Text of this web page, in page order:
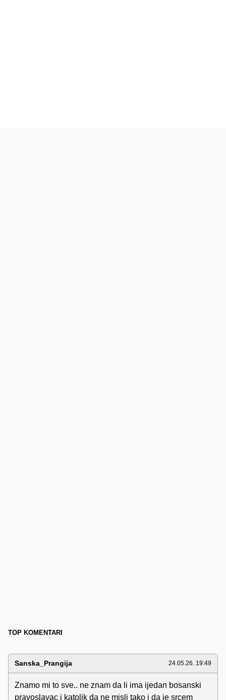
TOP KOMENTARI
Sanska_Prangija 24.05.26. 19:49
Znamo mi to sve.. ne znam da li ima ijedan bosanski
pravoslavac i katolik da ne misli tako i da je srcem